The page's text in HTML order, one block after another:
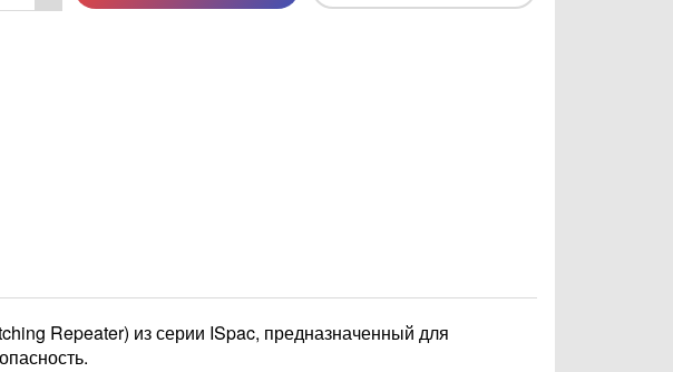
Repeater) из серии ISpac, предназначенный для